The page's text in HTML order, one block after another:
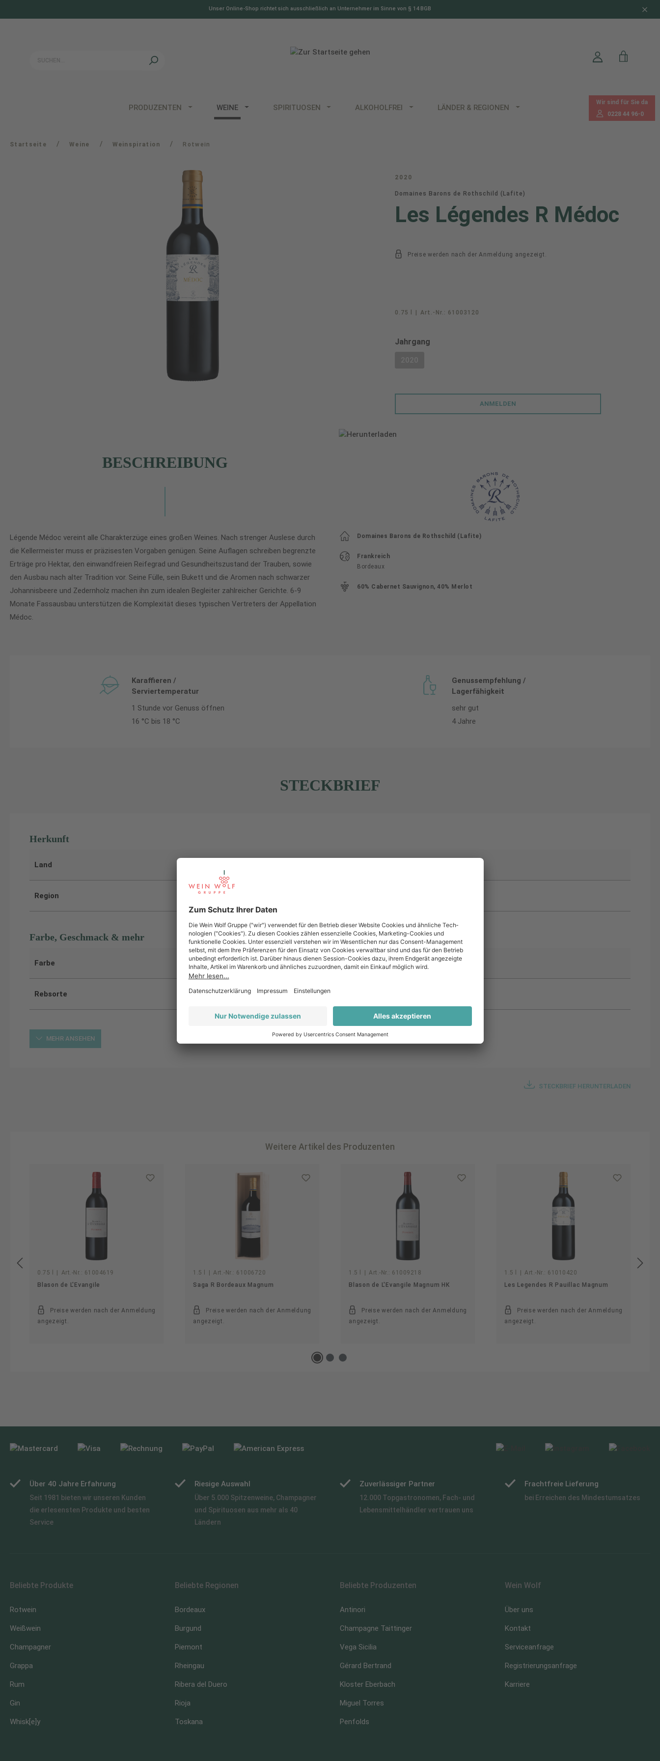
Unser Online-Shop richtet sich ausschließlich an Unternehmer im Sinne von § 14 BGB
PRODUZENTEN WEINE SPIRITUOSEN ALKOHOLFREI LÄNDER & REGIONEN
Wir sind für Sie da
0228 44 96-0
Startseite / Weine / Weinspiration / Rotwein
2020
Domaines Barons de Rothschild (Lafite)
Les Légendes R Médoc
Preise werden nach der Anmeldung angezeigt.
0.75 l Art.-Nr.: 61003120
Jahrgang
ANMELDEN
BESCHREIBUNG
Légende Médoc vereint alle Charakterzüge eines großen Weines. Nach strenger Auslese durch
die Kellermeister muss er präzisesten Vorgaben genügen. Seine Auflagen schreiben begrenzte
Erträge pro Hektar, den einwandfreien Reifegrad und Gesundheitszustand der Trauben, sowie
den Ausbau nach alter Tradition vor. Seine Fülle, sein Bukett und die Aromen nach schwarzer
Johannisbeere und Zedernholz machen ihn zum idealen Begleiter zahlreicher Gerichte. 6-9
Monate Fassausbau unterstützen die Komplexität dieses typischen Vertreters der Appellation
Médoc.
Domaines Barons de Rothschild (Lafite)
Frankreich
Bordeaux
60% Cabernet Sauvignon, 40% Merlot
Karaffieren /
Serviertemperatur
1 Stunde vor Genuss öffnen
16 °C bis 18 °C
Genussempfehlung /
Lagerfähigkeit
sehr gut
4 Jahre
STECKBRIEF
Herkunft
Land
Region
Farbe, Geschmack & mehr
Farbe Rot
Rebsorte 60% Cabernet Sauvignon, 40% Merlot
MEHR ANSEHEN
STECKBRIEF HERUNTERLADEN
Weitere Artikel des Produzenten
0.75 l Art.-Nr.: 61004619
Blason de L'Evangile
Preise werden nach der Anmeldung
angezeigt.
1.5 l Art.-Nr.: 61006720
Saga R Bordeaux Magnum
Preise werden nach der Anmeldung
angezeigt.
1.5 l Art.-Nr.: 61009218
Blason de L'Evangile Magnum HK
Preise werden nach der Anmeldung
angezeigt.
1.5 l Art.-Nr.: 61010420
Les Legendes R Pauillac Magnum
Preise werden nach der Anmeldung
angezeigt.
Über 40 Jahre Erfahrung
Seit 1981 bieten wir unseren Kunden
die erlesensten Produkte und besten
Service
Riesige Auswahl
Über 5.000 Spitzenweine, Champagner
und Spirituosen aus mehr als 40
Ländern
Zuverlässiger Partner
12.000 Topgastronomen, Fach- und
Lebensmittelhändler vertrauen uns
Frachtfreie Lieferung
bei Erreichen des Mindestumsatzes
Beliebte Produkte
Rotwein
Weißwein
Champagner
Grappa
Rum
Gin
Whisk[e]y
Beliebte Regionen
Bordeaux
Burgund
Piemont
Rheingau
Ribera del Duero
Rioja
Toskana
Beliebte Produzenten
Antinori
Champagne Taittinger
Vega Sicilia
Gérard Bertrand
Kloster Eberbach
Miguel Torres
Penfolds
Wein Wolf
Über uns
Kontakt
Serviceanfrage
Registrierungsanfrage
Karriere